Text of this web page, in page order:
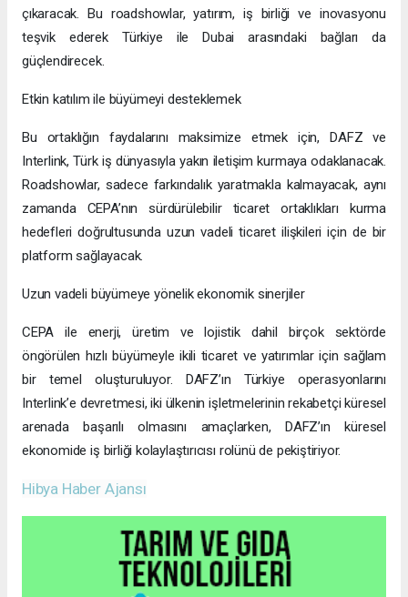
çıkaracak. Bu roadshowlar, yatırım, iş birliği ve inovasyonu
teşvik ederek Türkiye ile Dubai arasındaki bağları da
güçlendirecek.
Etkin katılım ile büyümeyi desteklemek
Bu ortaklığın faydalarını maksimize etmek için, DAFZ ve
Interlink, Türk iş dünyasıyla yakın iletişim kurmaya odaklanacak.
Roadshowlar, sadece farkındalık yaratmakla kalmayacak, aynı
zamanda CEPA’nın sürdürülebilir ticaret ortaklıkları kurma
hedefleri doğrultusunda uzun vadeli ticaret ilişkileri için de bir
platform sağlayacak.
Uzun vadeli büyümeye yönelik ekonomik sinerjiler
CEPA ile enerji, üretim ve lojistik dahil birçok sektörde
öngörülen hızlı büyümeyle ikili ticaret ve yatırımlar için sağlam
bir temel oluşturuluyor. DAFZ’ın Türkiye operasyonlarını
Interlink’e devretmesi, iki ülkenin işletmelerinin rekabetçi küresel
arenada başarılı olmasını amaçlarken, DAFZ’ın küresel
ekonomide iş birliği kolaylaştırıcısı rolünü de pekiştiriyor.
Hibya Haber Ajansı